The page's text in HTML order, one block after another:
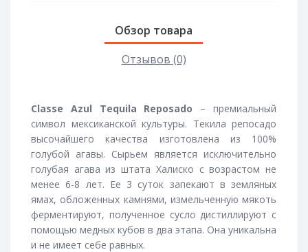
Обзор товара
Отзывов (0)
Classe Azul Tequila Reposado – премиальный
символ мексиканской культуры. Текила репосадо
высочайшего качества изготовлена из 100%
голубой агавы. Сырьем является исключительно
голубая агава из штата Халиско с возрастом не
менее 6-8 лет. Ее 3 суток запекают в земляных
ямах, обложенных камнями, измельченную мякоть
ферментируют, полученное сусло дистиллируют с
помощью медных кубов в два этапа. Она уникальна
и не имеет себе равных.